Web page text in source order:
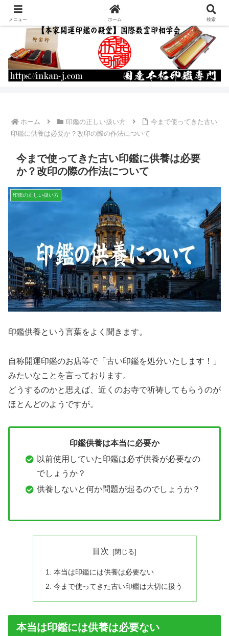
運命を書き換える開運印鑑の作成・通販
ホーム 印鑑の正しい扱い方
今まで使ってきた古い
印鑑に供養は必要か？改印の際の作法について
今まで使ってきた古い印鑑に供養は必要
か？改印の際の作法について
印鑑の正しい扱い方
印鑑供養という言葉をよく聞きます。
自称開運印鑑のお店等で「古い印鑑を処分いたします！」
みたいなことを言っております。
どうするのかと思えば、近くのお寺で祈祷してもらうのが
ほとんどのようですが。
印鑑供養は本当に必要か
以前使用していた印鑑は必ず供養が必要なの
でしょうか？
供養しないと何か問題が起るのでしょうか？
目次
本当は印鑑には供養は必要ない
今まで使ってきた古い印鑑は大切に扱う
本当は印鑑には供養は必要ない
メニュー ホーム 検索